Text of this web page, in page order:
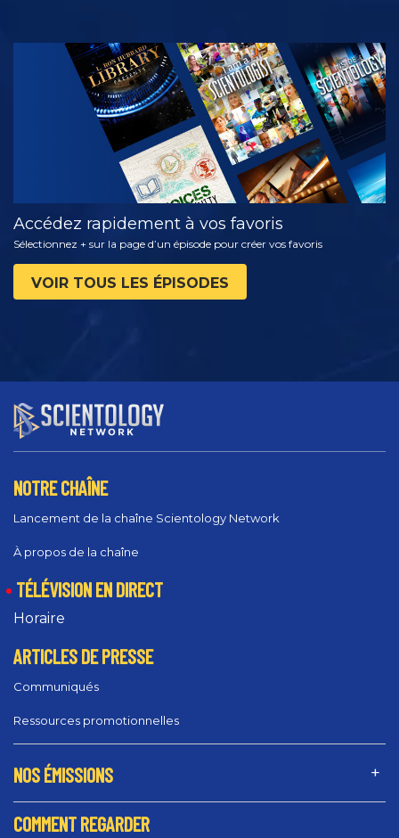
REGARDER
DÉCOUVRIR
LES SÉRIES
Accédez rapidement à vos favoris
Sélectionnez + sur la page d’un épisode pour créer vos favoris
VOIR TOUS LES ÉPISODES
NOTRE CHAÎNE
Lancement de la chaîne Scientology Network
À propos de la chaîne
TÉLÉVISION EN DIRECT
Horaire
ARTICLES DE PRESSE
Communiqués
Ressources promotionnelles
NOS ÉMISSIONS
COMMENT REGARDER